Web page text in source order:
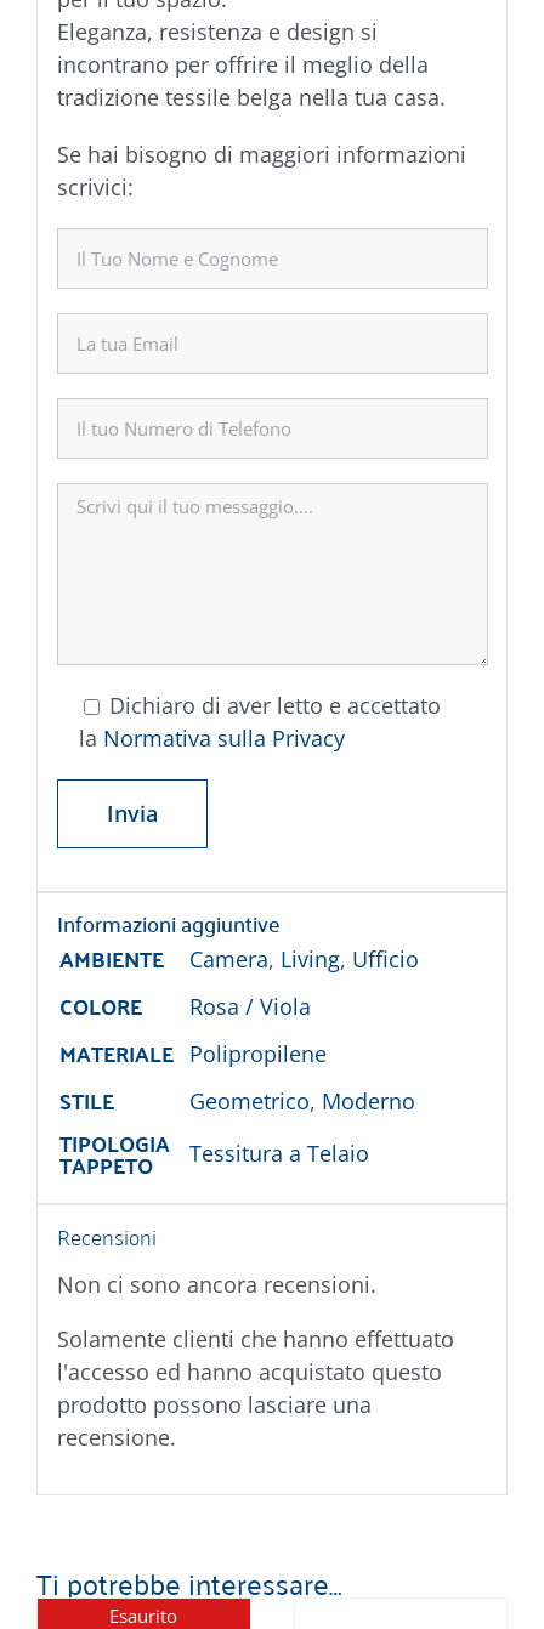
Eleganza, resistenza e design si
incontrano per offrire il meglio della
tradizione tessile belga nella tua casa.
Se hai bisogno di maggiori informazioni
scrivici:
Dichiaro di aver letto e accettato
la Normativa sulla Privacy
Informazioni aggiuntive
AMBIENTE
Camera, Living, Ufficio
COLORE Rosa / Viola
MATERIALE Polipropilene
STILE Geometrico, Moderno
TIPOLOGIA
TAPPETO Tessitura a Telaio
Recensioni
Non ci sono ancora recensioni.
Solamente clienti che hanno effettuato
l'accesso ed hanno acquistato questo
prodotto possono lasciare una
recensione.
Ti potrebbe interessare…
Esaurito